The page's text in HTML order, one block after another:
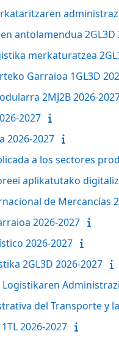
antolamendua 2GL3D
merkaturatzea
Garraioa 1GL3D
2MJ2B 2026-
2027
2026-2027
a los sectores
aplikatutako
de Mercancías
2026-2027
2026-2027
2GL3D 2026-2027
del Transporte y
2026-2027